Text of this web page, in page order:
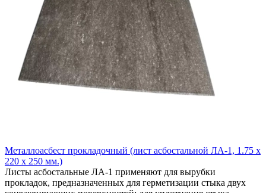
Металлоасбест прокладочный (лист асбостальной ЛА-1, 1.75 х
220 х 250 мм.)
Листы асбостальные ЛА-1 применяют для вырубки
прокладок, предназначенных для герметизации стыка двух